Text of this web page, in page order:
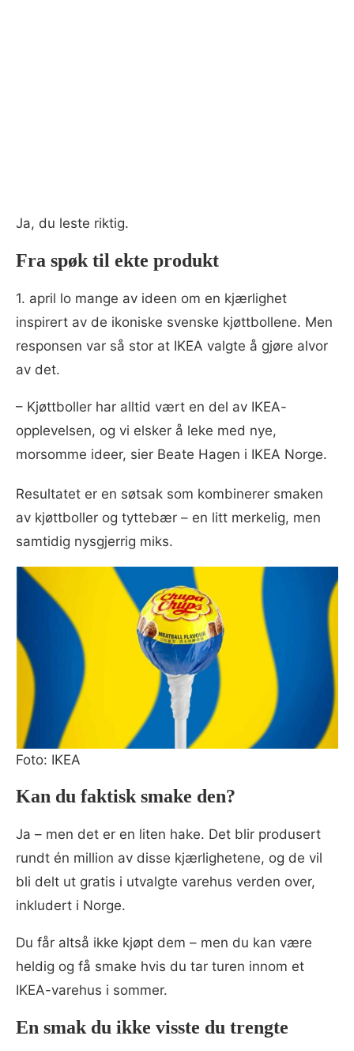
Ja, du leste riktig.
Fra spøk til ekte produkt
1. april lo mange av ideen om en kjærlighet
inspirert av de ikoniske svenske kjøttbollene. Men
responsen var så stor at IKEA valgte å gjøre alvor
av det.
– Kjøttboller har alltid vært en del av IKEA-
opplevelsen, og vi elsker å leke med nye,
morsomme ideer, sier Beate Hagen i IKEA Norge.
Resultatet er en søtsak som kombinerer smaken
av kjøttboller og tyttebær – en litt merkelig, men
samtidig nysgjerrig miks.
Foto: IKEA
Kan du faktisk smake den?
Ja – men det er en liten hake. Det blir produsert
rundt én million av disse kjærlighetene, og de vil
bli delt ut gratis i utvalgte varehus verden over,
inkludert i Norge.
Du får altså ikke kjøpt dem – men du kan være
heldig og få smake hvis du tar turen innom et
IKEA-varehus i sommer.
En smak du ikke visste du trengte